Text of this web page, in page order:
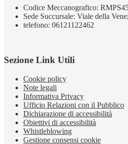
Codice Meccanografico:
Sede Succursale: Viale della
telefono: 06121122462
Sezione Link Utili
Cookie policy
Note legali
Informativa Privacy
Ufficio Relazioni con il Pubblico
Dichiarazione di accessibilità
Obiettivi di accessibilità
Whistleblowing
Gestione consensi cookie